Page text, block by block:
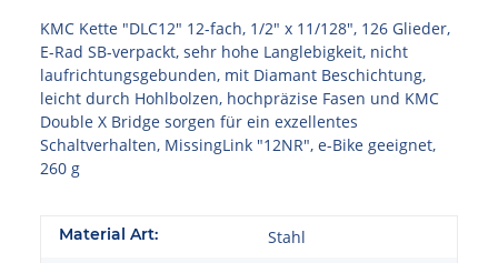
KMC Kette "DLC12" 12-fach, 1/2" x 11/128", 126 Glieder,
E-Rad SB-verpackt, sehr hohe Langlebigkeit, nicht
laufrichtungsgebunden, mit Diamant Beschichtung,
leicht durch Hohlbolzen, hochpräzise Fasen und KMC
Double X Bridge sorgen für ein exzellentes
Schaltverhalten, MissingLink "12NR", e-Bike geeignet,
260 g
Material Art: Stahl